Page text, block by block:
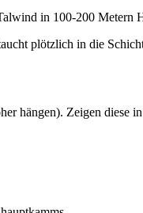
in 100-200 Metern
plötzlich in die
hängen). Zeigen diese